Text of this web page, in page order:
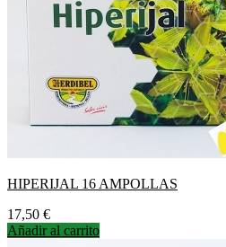
HIPERIJAL 16 AMPOLLAS
Precio
17,50 €
Añadir al carrito